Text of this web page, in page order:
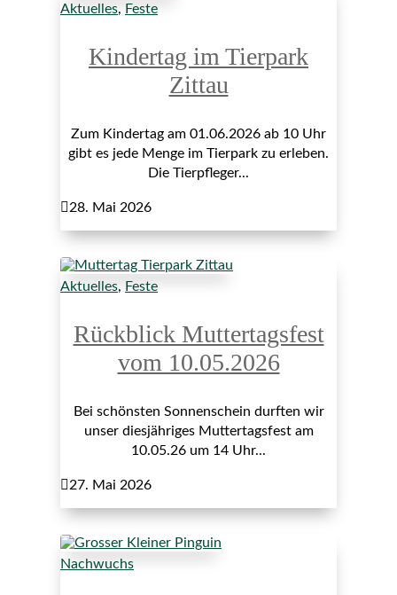
Aktuelles, Feste
Kindertag im Tierpark
Zittau
Zum Kindertag am 01.06.2026 ab 10 Uhr
gibt es jede Menge im Tierpark zu erleben.
Die Tierpfleger...
28. Mai 2026
Aktuelles, Feste
Rückblick Muttertagsfest
vom 10.05.2026
Bei schönsten Sonnenschein durften wir
unser diesjähriges Muttertagsfest am
10.05.26 um 14 Uhr...
27. Mai 2026
Nachwuchs